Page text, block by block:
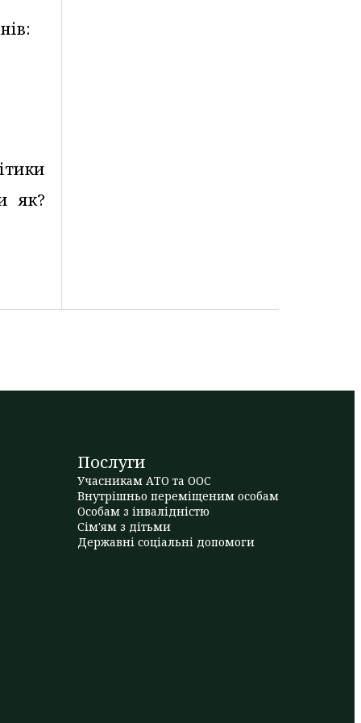
як?
Послуги
Учасникам АТО та ООС
Внутрішньо переміщеним особам
Особам з інвалідністю
Сім'ям з дітьми
Державні соціальні допомоги